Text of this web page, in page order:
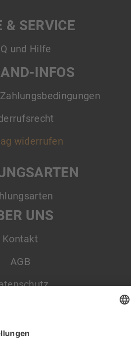
& SERVICE
und Hilfe
INFOS
widerrufen
UNS
Kontakt
AGB